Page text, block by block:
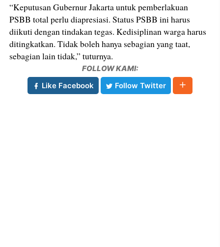
“Keputusan Gubernur Jakarta untuk pemberlakuan
PSBB total perlu diapresiasi. Status PSBB ini harus
diikuti dengan tindakan tegas. Kedisiplinan warga harus
ditingkatkan. Tidak boleh hanya sebagian yang taat,
sebagian lain tidak,” tuturnya.
FOLLOW KAMI:
Like Facebook
Follow Twitter